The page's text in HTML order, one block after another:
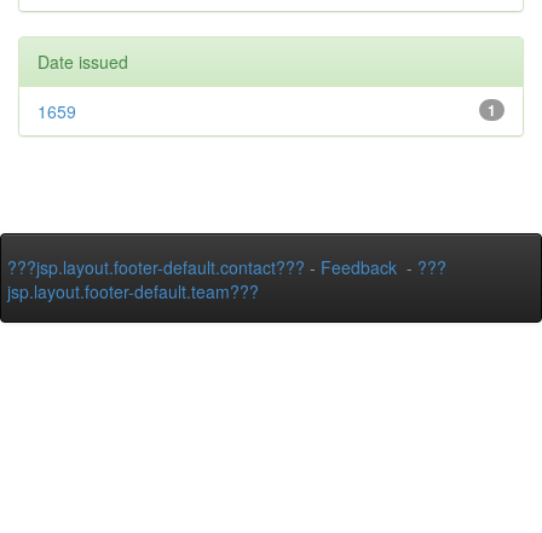
Date issued
1
1659
???jsp.layout.footer-default.contact??? - Feedback - ???
jsp.layout.footer-default.team???